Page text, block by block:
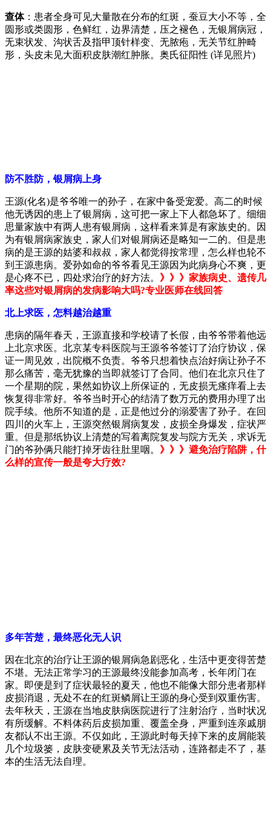
查体：患者全身可见大量散在分布的红斑，蚕豆大小不等，全
圆形或类圆形，色鲜红，边界清楚，压之褪色，无银屑病冠，
无束状发、沟状舌及指甲顶针样变、无脓疱，无关节红肿畸
形，头皮未见大面积皮肤潮红肿胀。奥氏征阳性 (详见照片)
防不胜防，银屑病上身
王源(化名)是爷爷唯一的孙子，在家中备受宠爱。高二的时候
他无诱因的患上了银屑病，这可把一家上下人都急坏了。细细
思量家族中有两人患有银屑病，这样看来算是有家族史的。因
为有银屑病家族史，家人们对银屑病还是略知一二的。但是患
病的是王源的姑婆和叔叔，家人都觉得按常理，怎么样也轮不
到王源患病。爱孙如命的爷爷看见王源因为此病身心不爽，更
是心疼不已，四处求治疗的好方法。 》》》家族病史、遗传几
率这些对银屑病的发病影响大吗?专业医师在线回答
北上求医，怎料越治越重
患病的隔年春天，王源直接和学校请了长假，由爷爷带着他远
上北京求医。北京某专科医院与王源爷爷签订了治疗协议，保
证一周见效，出院概不负责。爷爷只想着快点治好病让孙子不
那么痛苦，毫无犹豫的当即就签订了合同。他们在北京只住了
一个星期的院，果然如协议上所保证的，无皮损无瘙痒看上去
恢复得非常好。爷爷当时开心的结清了数万元的费用办理了出
院手续。他所不知道的是，正是他过分的溺爱害了孙子。在回
四川的火车上，王源突然银屑病复发，皮损全身爆发，症状严
重。但是那纸协议上清楚的写着离院复发与院方无关，求诉无
门的爷孙俩只能打掉牙齿往肚里咽。 》》》避免治疗陷阱，什
么样的宣传一般是夸大疗效?
多年苦楚，最终恶化无人识
因在北京的治疗让王源的银屑病急剧恶化，生活中更变得苦楚
不堪。无法正常学习的王源最终没能参加高考，长年闭门在
家。即便是到了症状最轻的夏天，他也不能像大部分患者那样
皮损消退，无处不在的红斑鳞屑让王源的身心受到双重伤害。
去年秋天，王源在当地皮肤病医院进行了注射治疗，当时状况
有所缓解。不料体药后皮损加重、覆盖全身，严重到连亲戚朋
友都认不出王源。不仅如此，王源此时每天掉下来的皮屑能装
几个垃圾篓，皮肤变硬累及关节无法活动，连路都走不了，基
本的生活无法自理。